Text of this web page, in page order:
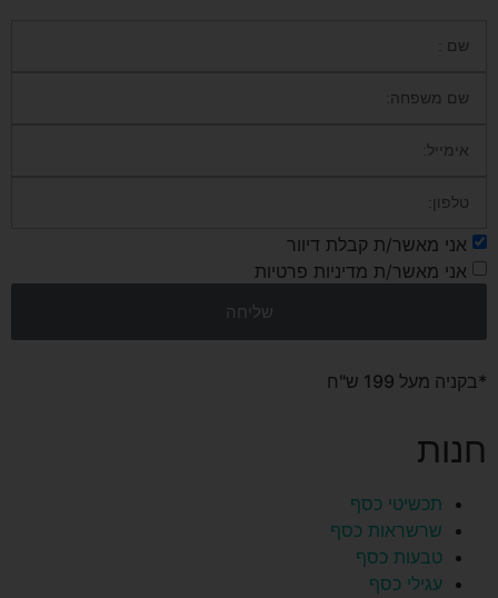
חנות
תכשיטי כסף
שרשראות כסף
טבעות כסף
עגילי כסף
אני מאשר/ת קבלת דיוור
אני מאשר/ת מדיניות פרטיות
שליחה
*בקניה מעל 199 ש"ח